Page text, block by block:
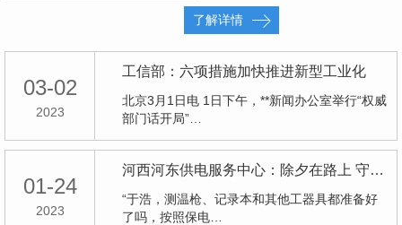
系由英国的唐纳德贝
雷…
了解详情
03-02
2023
工信部：六项措施加快推进新型工业化
北京3月1日电 1日下午，**新闻办公室举行“权威
部门话开局”…
01-24
2023
河西河东供电服务中心：除夕在路上 守护万家灯火
“于浩，测温枪、记录本和其他工器具都准备好
了吗，按照保电…